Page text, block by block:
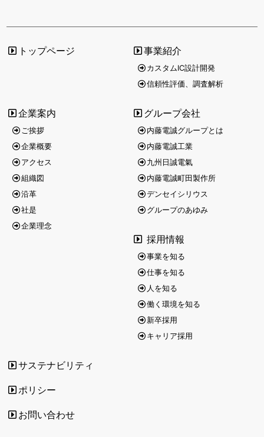
「第40回ネプコンジャパン」に、内藤電誠工業株式会社
として出展致しました。
弊社ブースに多数のご来場を頂き、誠にありがとうござい
2026/1/5
ホームページをリニューアルいたしました。
2025/12/25
2025年12月27日（土）から2026年1月4日（日）まで年末
年始の休業とさせていただきます。
休業期間中のお問い合わせに対する回答は、2026年1月5日
（月）以降に順次対応致します。
お客様には大変ご迷惑をお掛け致しますが、 何卒ご理解と
ご協力を賜りますようお願い申し上げます
トップページ 事業紹介
カスタムIC設計開発
信頼性評価、調査解析
企業案内
ご挨拶
企業概要
アクセス
組織図
沿革
社是
企業理念
グループ会社
内藤電誠グループとは
内藤電誠工業
九州日誠電氣
内藤電誠町田製作所
デンセイシリウス
グループのあゆみ
採用情報
事業を知る
仕事を知る
人を知る
働く環境を知る
新卒採用
キャリア採用
サステナビリティ
ポリシー
お問い合わせ